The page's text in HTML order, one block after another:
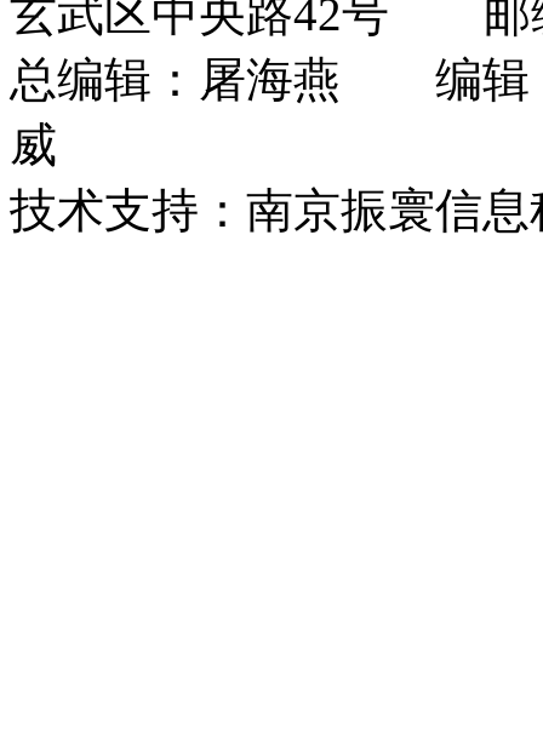
玄武区中央路42号 邮
总编辑：屠海燕 编
威
技术支持：南京振寰信